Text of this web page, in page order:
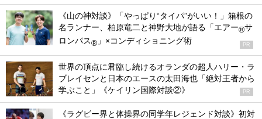
《山の神対談》「やっぱり“タイパ”がいい！」箱根の
名ランナー、柏原竜二と神野大地が語る「エアー®サ
ロンパス® 」×コンディショニング術 PR
世界の頂点に君臨し続けるオランダの超人ハリー・ラ
ブレイセンと日本のエースの太田海也「絶対王者から
学ぶこと」《ケイリン国際対談②》
PR
《ラグビー界と体操界の同学年レジェンド対談》初対